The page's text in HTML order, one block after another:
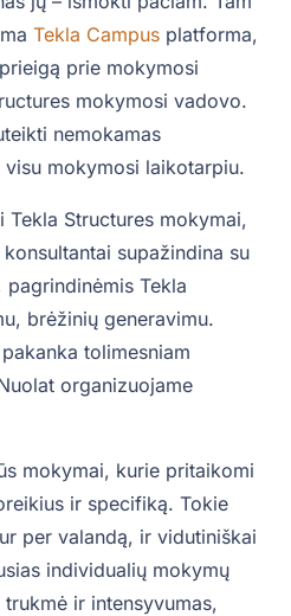
Tekla Campus platforma,
prie mokymosi
mokymosi vadovo.
nemokamas
mokymosi laikotarpiu.
Tekla Structures mokymai,
supažindina su
Tekla
brėžinių generavimu.
tolimesniam
organizuojame
mokymai, kurie pritaikomi
ir specifiką. Tokie
per valandą, ir vidutiniškai
individualių mokymų
ir intensyvumas,